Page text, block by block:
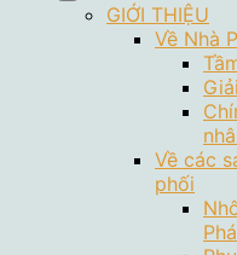
GIỚI THIỆU
Về Nhà
Về các
phối